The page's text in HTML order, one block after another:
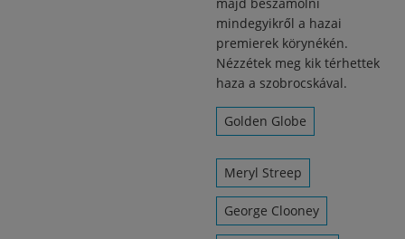
mindegyikről a hazai
premierek körynékén.
Nézzétek meg kik térhettek
haza a szobrocskával.
Golden Globe
Meryl Streep
George Clooney